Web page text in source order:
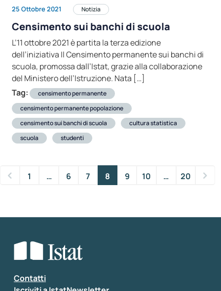
25 Ottobre 2021 Notizia
Censimento sui banchi di scuola
L’11 ottobre 2021 è partita la terza edizione
dell’iniziativa Il Censimento permanente sui banchi di
scuola, promossa dall’Istat, grazie alla collaborazione
del Ministero dell’Istruzione. Nata […]
Tag:
censimento permanente
censimento permanente popolazione
censimento sui banchi di scuola
cultura statistica
scuola
studenti
1 … 6 7 8 9 10 … 20
Contatti